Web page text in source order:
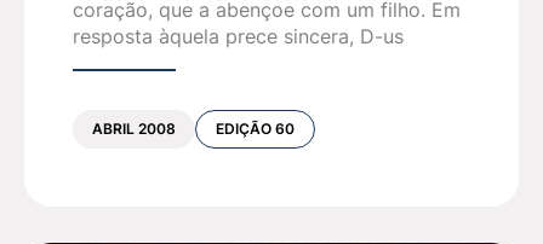
coração, que a abençoe com um filho. Em
resposta àquela prece sincera, D-us
ABRIL 2008 EDIÇÃO 60